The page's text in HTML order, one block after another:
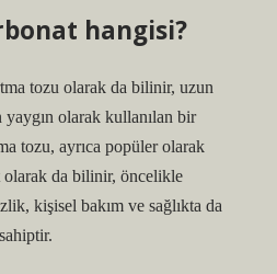
hangisi?
tozu olarak da bilinir, uzun
yaygın olarak kullanılan bir
tozu, ayrıca popüler olarak
olarak da bilinir, öncelikle
kişisel bakım ve sağlıkta da